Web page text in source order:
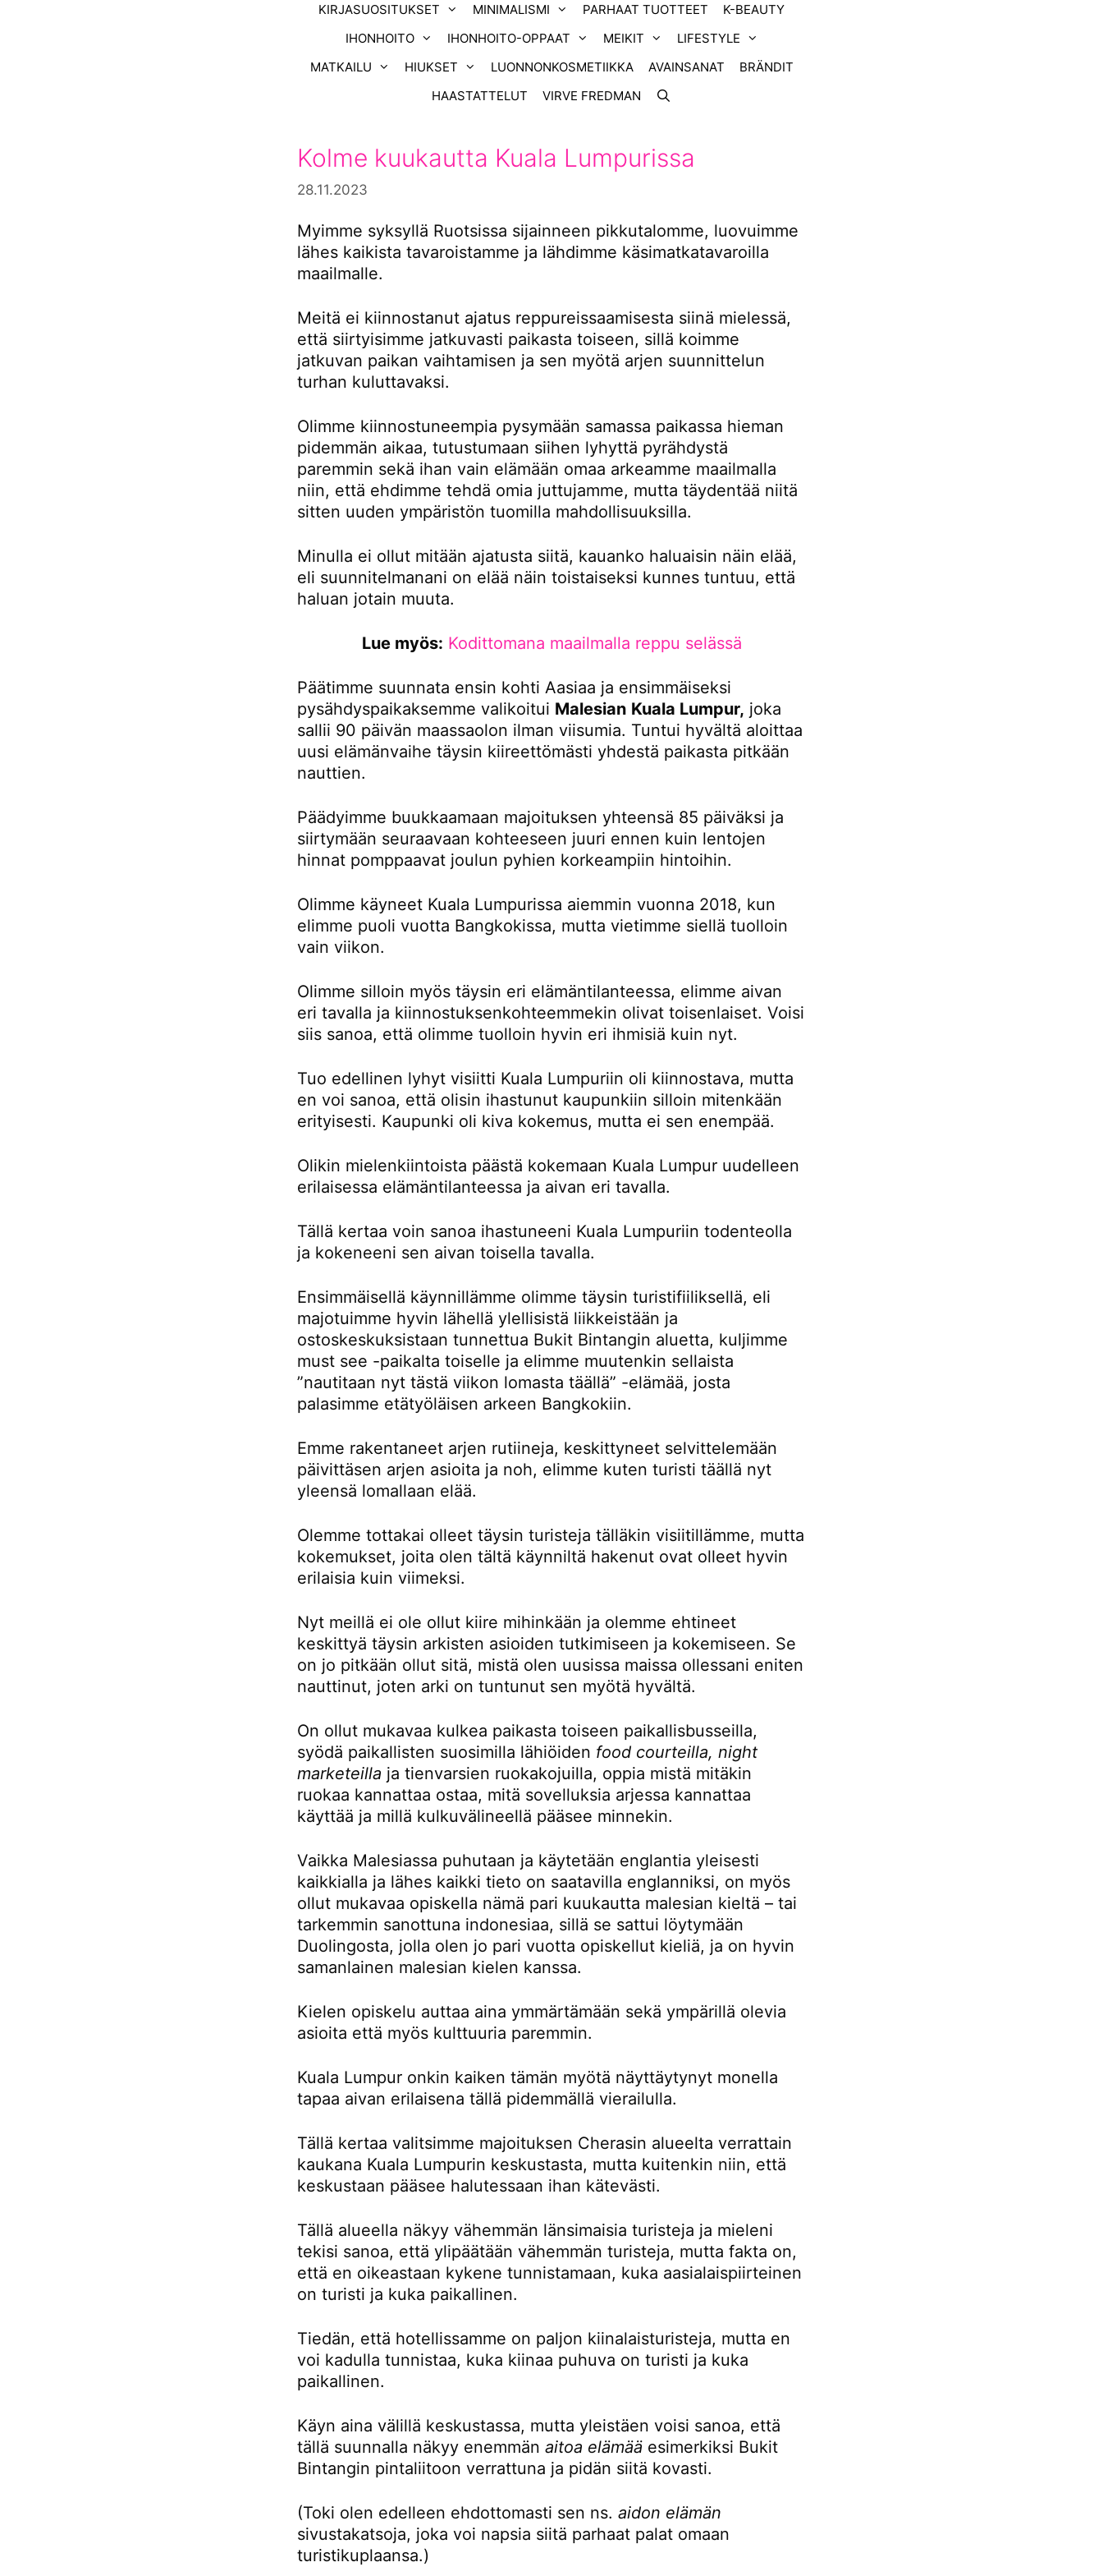
KIRJASUOSITUKSET MINIMALISMI PARHAAT TUOTTEET
K-BEAUTY
IHONHOITO
IHONHOITO-OPPAAT MEIKIT
LIFESTYLE
MATKAILU
HIUKSET LUONNONKOSMETIIKKA AVAINSANAT
BRÄNDIT
HAASTATTELUT
VIRVE FREDMAN
Kolme kuukautta Kuala Lumpurissa
28.11.2023
Myimme syksyllä Ruotsissa sijainneen pikkutalomme, luovuimme
lähes kaikista tavaroistamme ja lähdimme käsimatkatavaroilla
maailmalle.
Meitä ei kiinnostanut ajatus reppureissaamisesta siinä mielessä,
että siirtyisimme jatkuvasti paikasta toiseen, sillä koimme
jatkuvan paikan vaihtamisen ja sen myötä arjen suunnittelun
turhan kuluttavaksi.
Olimme kiinnostuneempia pysymään samassa paikassa hieman
pidemmän aikaa, tutustumaan siihen lyhyttä pyrähdystä
paremmin sekä ihan vain elämään omaa arkeamme maailmalla
niin, että ehdimme tehdä omia juttujamme, mutta täydentää niitä
sitten uuden ympäristön tuomilla mahdollisuuksilla.
Minulla ei ollut mitään ajatusta siitä, kauanko haluaisin näin elää,
eli suunnitelmanani on elää näin toistaiseksi kunnes tuntuu, että
haluan jotain muuta.
Lue myös: Kodittomana maailmalla reppu selässä
Päätimme suunnata ensin kohti Aasiaa ja ensimmäiseksi
pysähdyspaikaksemme valikoitui Malesian Kuala Lumpur, joka
sallii 90 päivän maassaolon ilman viisumia. Tuntui hyvältä aloittaa
uusi elämänvaihe täysin kiireettömästi yhdestä paikasta pitkään
nauttien.
Päädyimme buukkaamaan majoituksen yhteensä 85 päiväksi ja
siirtymään seuraavaan kohteeseen juuri ennen kuin lentojen
hinnat pomppaavat joulun pyhien korkeampiin hintoihin.
Olimme käyneet Kuala Lumpurissa aiemmin vuonna 2018, kun
elimme puoli vuotta Bangkokissa, mutta vietimme siellä tuolloin
vain viikon.
Olimme silloin myös täysin eri elämäntilanteessa, elimme aivan
eri tavalla ja kiinnostuksenkohteemmekin olivat toisenlaiset. Voisi
siis sanoa, että olimme tuolloin hyvin eri ihmisiä kuin nyt.
Tuo edellinen lyhyt visiitti Kuala Lumpuriin oli kiinnostava, mutta
en voi sanoa, että olisin ihastunut kaupunkiin silloin mitenkään
erityisesti. Kaupunki oli kiva kokemus, mutta ei sen enempää.
Olikin mielenkiintoista päästä kokemaan Kuala Lumpur uudelleen
erilaisessa elämäntilanteessa ja aivan eri tavalla.
Tällä kertaa voin sanoa ihastuneeni Kuala Lumpuriin todenteolla
ja kokeneeni sen aivan toisella tavalla.
Ensimmäisellä käynnillämme olimme täysin turistifiiliksellä, eli
majotuimme hyvin lähellä ylellisistä liikkeistään ja
ostoskeskuksistaan tunnettua Bukit Bintangin aluetta, kuljimme
must see -paikalta toiselle ja elimme muutenkin sellaista
”nautitaan nyt tästä viikon lomasta täällä” -elämää, josta
palasimme etätyöläisen arkeen Bangkokiin.
Emme rakentaneet arjen rutiineja, keskittyneet selvittelemään
päivittäsen arjen asioita ja noh, elimme kuten turisti täällä nyt
yleensä lomallaan elää.
Olemme tottakai olleet täysin turisteja tälläkin visiitillämme, mutta
kokemukset, joita olen tältä käynniltä hakenut ovat olleet hyvin
erilaisia kuin viimeksi.
Nyt meillä ei ole ollut kiire mihinkään ja olemme ehtineet
keskittyä täysin arkisten asioiden tutkimiseen ja kokemiseen. Se
on jo pitkään ollut sitä, mistä olen uusissa maissa ollessani eniten
nauttinut, joten arki on tuntunut sen myötä hyvältä.
On ollut mukavaa kulkea paikasta toiseen paikallisbusseilla,
syödä paikallisten suosimilla lähiöiden food courteilla, night
marketeilla ja tienvarsien ruokakojuilla, oppia mistä mitäkin
ruokaa kannattaa ostaa, mitä sovelluksia arjessa kannattaa
käyttää ja millä kulkuvälineellä pääsee minnekin.
Vaikka Malesiassa puhutaan ja käytetään englantia yleisesti
kaikkialla ja lähes kaikki tieto on saatavilla englanniksi, on myös
ollut mukavaa opiskella nämä pari kuukautta malesian kieltä – tai
tarkemmin sanottuna indonesiaa, sillä se sattui löytymään
Duolingosta, jolla olen jo pari vuotta opiskellut kieliä, ja on hyvin
samanlainen malesian kielen kanssa.
Kielen opiskelu auttaa aina ymmärtämään sekä ympärillä olevia
asioita että myös kulttuuria paremmin.
Kuala Lumpur onkin kaiken tämän myötä näyttäytynyt monella
tapaa aivan erilaisena tällä pidemmällä vierailulla.
Tällä kertaa valitsimme majoituksen Cherasin alueelta verrattain
kaukana Kuala Lumpurin keskustasta, mutta kuitenkin niin, että
keskustaan pääsee halutessaan ihan kätevästi.
Tällä alueella näkyy vähemmän länsimaisia turisteja ja mieleni
tekisi sanoa, että ylipäätään vähemmän turisteja, mutta fakta on,
että en oikeastaan kykene tunnistamaan, kuka aasialaispiirteinen
on turisti ja kuka paikallinen.
Tiedän, että hotellissamme on paljon kiinalaisturisteja, mutta en
voi kadulla tunnistaa, kuka kiinaa puhuva on turisti ja kuka
paikallinen.
Käyn aina välillä keskustassa, mutta yleistäen voisi sanoa, että
tällä suunnalla näkyy enemmän aitoa elämää esimerkiksi Bukit
Bintangin pintaliitoon verrattuna ja pidän siitä kovasti.
(Toki olen edelleen ehdottomasti sen ns. aidon elämän
sivustakatsoja, joka voi napsia siitä parhaat palat omaan
turistikuplaansa.)